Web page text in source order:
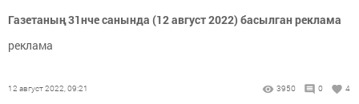
Газетаның 31нче санында (12 август 2022) басылган реклама
реклама
12 август 2022, 09:21 3950 0 4